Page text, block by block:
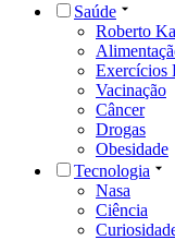
Saúde
Roberto
Exercícios
Vacinação
Câncer
Drogas
Obesidade
Tecnologia
Nasa
Ciência